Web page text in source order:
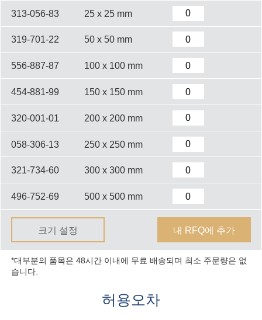
313-056-83 25 x 25 mm
319-701-22 50 x 50 mm
556-887-87 100 x 100 mm
454-881-99 150 x 150 mm
320-001-01 200 x 200 mm
058-306-13 250 x 250 mm
321-734-60 300 x 300 mm
496-752-69 500 x 500 mm
크기 설정 내 RFQ에 추가
*대부분의 품목은 48시간 이내에 무료 배송되며 최소 주문량은 없
습니다.
허용오차